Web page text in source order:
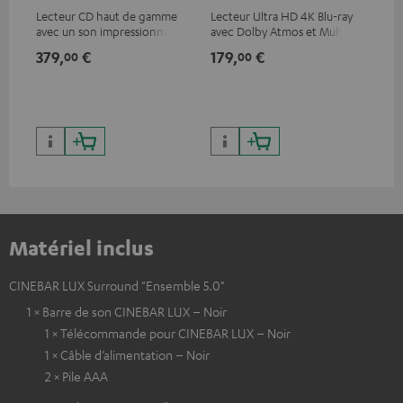
Lecteur CD haut de gamme
avec un son impressionnant
379,00 €
Lecteur Ultra HD 4K Blu-ray
avec Dolby Atmos et Multi
qualité d’image incroyable et
179,00 €
Matériel inclus
CINEBAR LUX Surround "Ensemble 5.0"
1 × Barre de son CINEBAR LUX – Noir
1 × Télécommande pour CINEBAR LUX – Noir
1 × Câble d’alimentation – Noir
2 × Pile AAA